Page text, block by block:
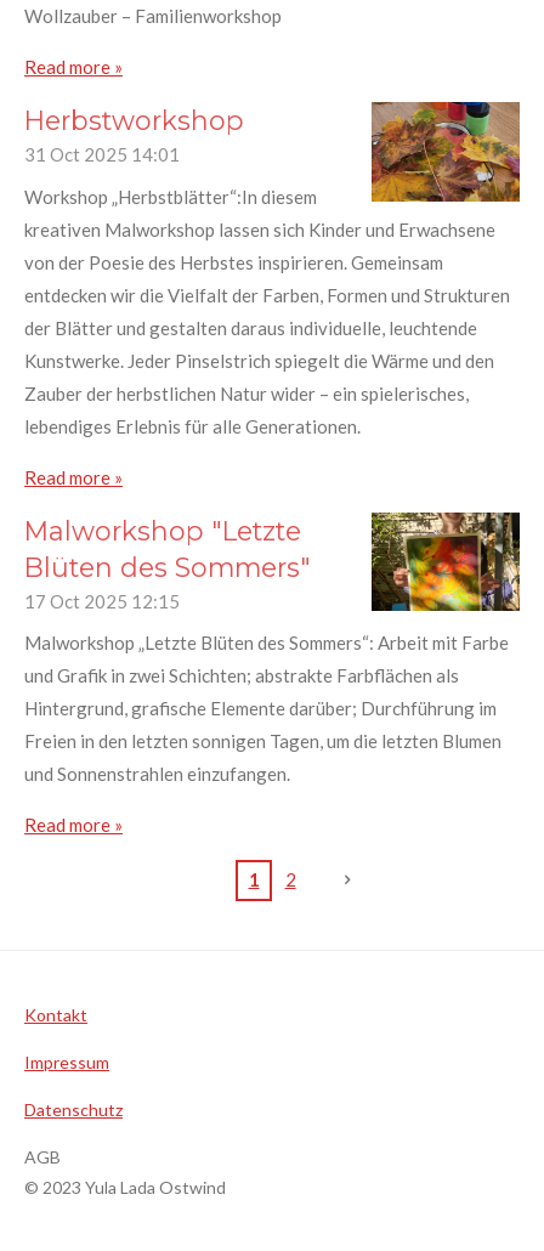
Wollzauber – Familienworkshop
Read more »
Herbstworkshop
31 Oct 2025 14:01
Workshop „Herbstblätter“:In diesem
kreativen Malworkshop lassen sich Kinder und Erwachsene
von der Poesie des Herbstes inspirieren. Gemeinsam
entdecken wir die Vielfalt der Farben, Formen und Strukturen
der Blätter und gestalten daraus individuelle, leuchtende
Kunstwerke. Jeder Pinselstrich spiegelt die Wärme und den
Zauber der herbstlichen Natur wider – ein spielerisches,
lebendiges Erlebnis für alle Generationen.
Read more »
Malworkshop "Letzte
Blüten des Sommers"
17 Oct 2025 12:15
Malworkshop „Letzte Blüten des Sommers“: Arbeit mit Farbe
und Grafik in zwei Schichten; abstrakte Farbflächen als
Hintergrund, grafische Elemente darüber; Durchführung im
Freien in den letzten sonnigen Tagen, um die letzten Blumen
und Sonnenstrahlen einzufangen.
Read more »
1 2
Kontakt
Impressum
Datenschutz
AGB
© 2023 Yula Lada Ostwind